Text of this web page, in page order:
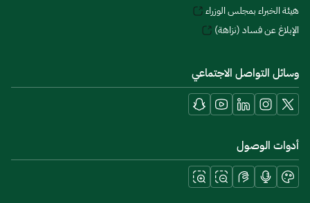
هيئة الخبراء بمجلس الوزراء
الإبلاغ عن فساد (نزاهة)
وسائل التواصل الاجتماعي
أدوات الوصول